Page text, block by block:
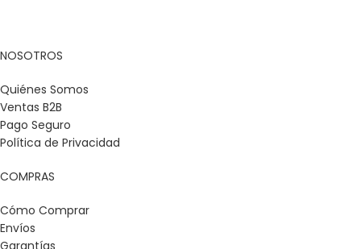
NOSOTROS
Quiénes Somos
Ventas B2B
Pago Seguro
Política de Privacidad
COMPRAS
Cómo Comprar
Envíos
Garantías